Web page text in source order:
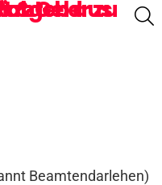
Beamtendarlehen)